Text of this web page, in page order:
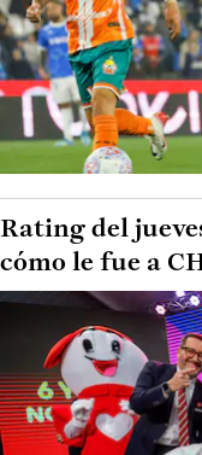
Rating del
cómo le fue a